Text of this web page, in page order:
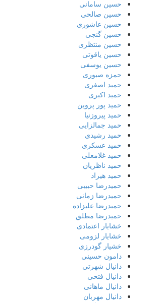
حسین سامانی
حسین صالحی
حسین عاشوری
حسین گنجی
حسین منتظری
حسین یاقوتی
حسین یوسفی
حمزه صبوری
حمید اصغری
حمید اکبری
حمید پور پروین
حمید پیروزنیا
حمید جمالزایی
حمید رشیدی
حمید عسکری
حمید غلامعلی
حمید ناظریان
حمید هیراد
حمیدرضا حبیبی
حمیدرضا زمانی
حمیدرضا علیزاده
حمیدرضا مطلق
خشایار اعتمادی
خشایار لزومی
خشیار گودرزی
دامون حسینی
دانیال شهرتی
دانیال فتحی
دانیال ماهانی
دانیال مهربان